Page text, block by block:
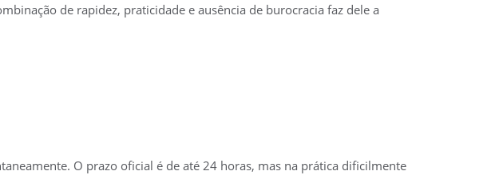
de rapidez, praticidade e ausência de burocracia faz dele a
O prazo oficial é de até 24 horas, mas na prática dificilmente